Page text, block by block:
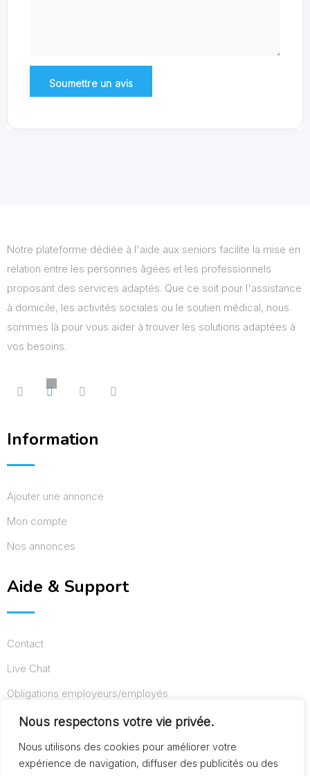
Nous respectons votre vie privée.
Nous utilisons des cookies pour améliorer votre
expérience de navigation, diffuser des publicités ou des
Notre plateforme dédiée à l'aide aux seniors facilite la mise en
relation entre les personnes âgées et les professionnels
proposant des services adaptés. Que ce soit pour l'assistance
à domicile, les activités sociales ou le soutien médical, nous
sommes là pour vous aider à trouver les solutions adaptées à
vos besoins.
Information
Ajouter une annonce
Mon compte
Nos annonces
Aide & Support
Contact
Live Chat
Obligations employeurs/employés
Conditions d’utilisation
Mentions légales